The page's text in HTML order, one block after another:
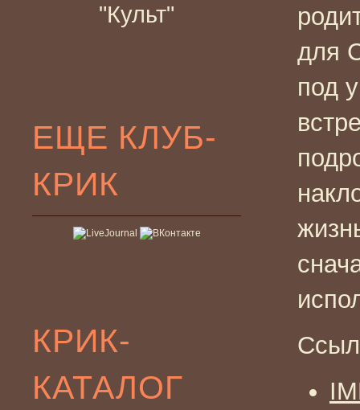
"Культ"
ЕЩЕ КЛУБ-
КРИК
КРИК-
КАТАЛОГ
для
под